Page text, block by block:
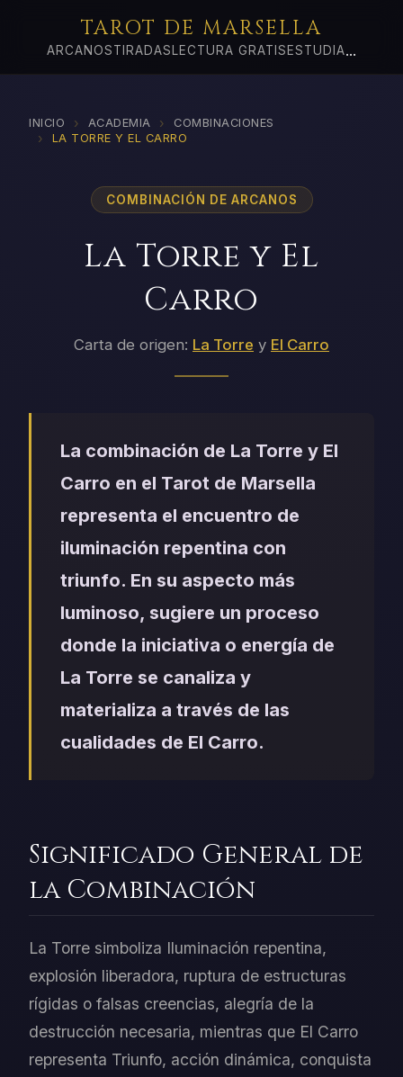
TAROT DE MARSELLA
ARCANOSTIRADAS LECTURA GRATIS ESTUDIA...
INICIO › ACADEMIA › COMBINACIONES
› LA TORRE Y EL CARRO
COMBINACIÓN DE ARCANOS
La Torre y El
Carro
Carta de origen: La Torre y El Carro
La combinación de La Torre y El
Carro en el Tarot de Marsella
representa el encuentro de
iluminación repentina con
triunfo. En su aspecto más
luminoso, sugiere un proceso
donde la iniciativa o energía de
La Torre se canaliza y
materializa a través de las
cualidades de El Carro.
Significado General de
la Combinación
La Torre simboliza Iluminación repentina,
explosión liberadora, ruptura de estructuras
rígidas o falsas creencias, alegría de la
destrucción necesaria, mientras que El Carro
representa Triunfo, acción dinámica, conquista